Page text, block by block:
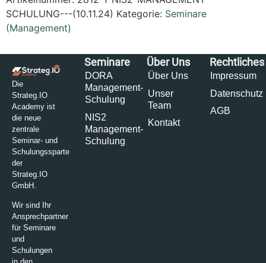
SCHULUNG---(10.11.24) Kategorie: Seminare
(Management)
Die
Strateg.IO
Academy ist
die neue
zentrale
Seminar- und
Schulungssparte
der
Strateg.IO
GmbH.
Wir sind Ihr
Ansprechpartner
für Seminare
und
Schulungen
Seminare
DORA
Management-
Schulung
NIS2
Management-
Schulung
Über Uns
Über Uns
Unser
Team
Kontakt
Rechtliches
Impressum
Datenschutz
AGB